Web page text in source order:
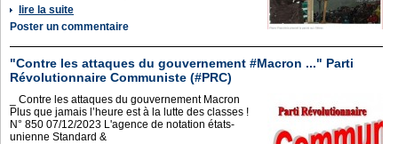
lire la suite
Poster un commentaire
"Contre les attaques du gouvernement #Macron ..." Parti
Révolutionnaire Communiste (#PRC)
_ Contre les attaques du gouvernement Macron
Plus que jamais l’heure est à la lutte des classes !
N° 850 07/12/2023 L'agence de notation états-
unienne Standard &